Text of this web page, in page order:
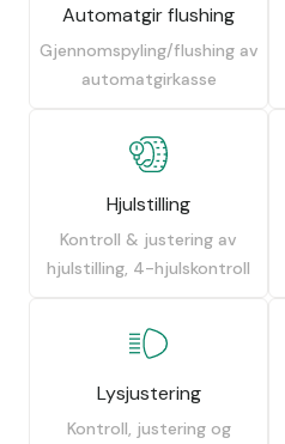
Automatgir flushing
Gjennomspyling/flushing av
automatgirkasse
Hjulstilling
Kontroll & justering av
hjulstilling, 4-hjulskontroll
Lysjustering
Kontroll, justering og